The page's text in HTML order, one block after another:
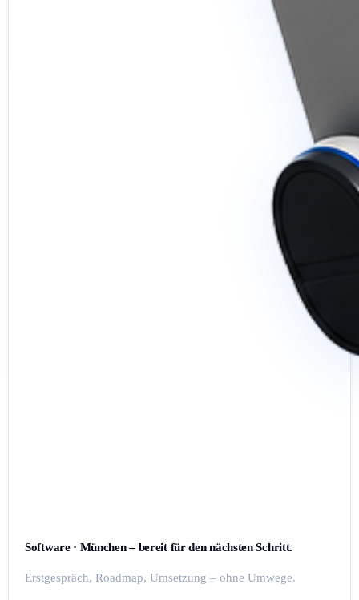
Software · München – bereit für den nächsten Schritt.
Erstgespräch, Roadmap, Umsetzung – ohne Umwege.